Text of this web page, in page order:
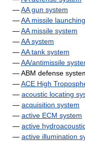
—AA gun system
—AA missile
—AA missile system
—AA system
—AA tank system
—AA/antimissile
— ABM defense
—ACE High
— acoustic locating
— acquisition system
— active ECM system
— active
— active illumination